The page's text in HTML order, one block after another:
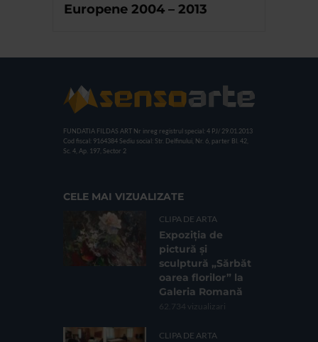
Europene 2004 – 2013
FUNDATIA FILDAS ART Nr inreg registrul special: 4 PJ/ 29.01.2013
Cod fiscal: 9164384 Sediu social: Str. Delfinului, Nr. 6, parter Bl. 42,
Sc. 4, Ap. 197, Sector 2
CELE MAI VIZUALIZATE
CLIPA DE ARTA
Expoziția de
pictură și
sculptură „Sărbăt
oarea florilor” la
Galeria Romană
62.734 vizualizari
CLIPA DE ARTA